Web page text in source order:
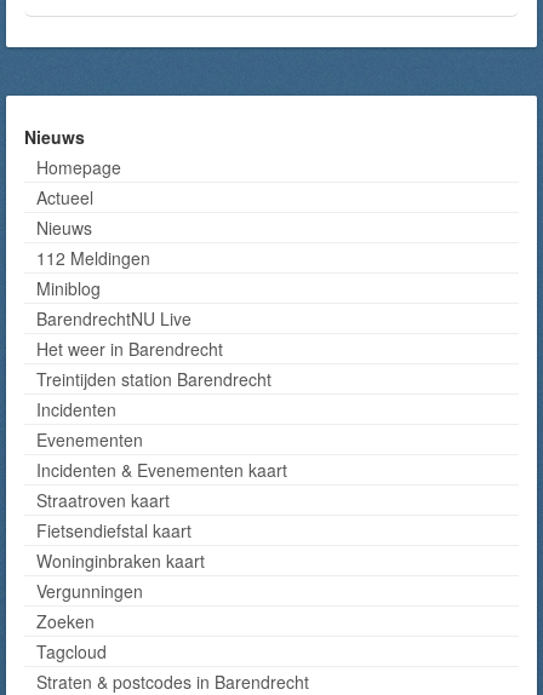
Nieuws
Homepage
Actueel
Nieuws
112 Meldingen
Miniblog
BarendrechtNU Live
Het weer in Barendrecht
Treintijden station Barendrecht
Incidenten
Evenementen
Incidenten & Evenementen kaart
Straatroven kaart
Fietsendiefstal kaart
Woninginbraken kaart
Vergunningen
Zoeken
Tagcloud
Straten & postcodes in Barendrecht